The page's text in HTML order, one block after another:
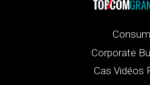
Corporate
Cas Vidéos